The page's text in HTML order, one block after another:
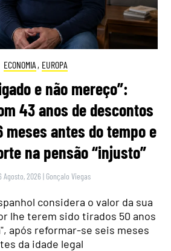
ECONOMIA , EUROPA
e não mereço”:
43 anos de descontos
antes do tempo e
na pensão “injusto”
Agosto, 2026 | Gonçalo Viegas
considera o valor da sua
lhe terem sido tirados 50 anos
após reformar-se seis meses
da idade legal